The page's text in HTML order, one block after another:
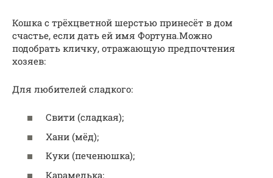
Кошка с трёхцветной шерстью принесёт в дом
счастье, если дать ей имя Фортуна.Можно
подобрать кличку, отражающую предпочтения
хозяев:
Для любителей сладкого:
Свити (сладкая);
Хани (мёд);
Куки (печенюшка);
Карамелька;